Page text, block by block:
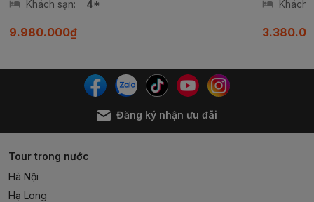
Khách sạn:
4*
9.980.000₫
Khách
Đăng ký nhận ưu đãi
Tour trong nước
Hà Nội
Hạ Long